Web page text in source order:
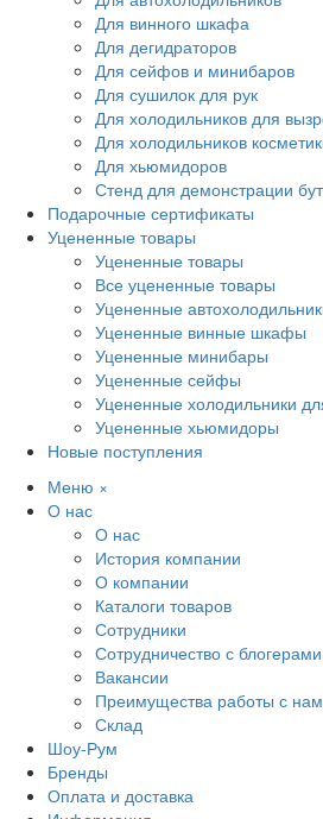
Для винного шкафа
Для дегидраторов
Для сейфов и минибаров
Для сушилок для рук
Для холодильников для
Для холодильников
Для хьюмидоров
Стенд для демонстрации
Подарочные сертификаты
Уцененные товары
Уцененные товары
Все уцененные товары
Уцененные
Уцененные винные шкафы
Уцененные минибары
Уцененные сейфы
Уцененные холодильники
Уцененные хьюмидоры
Новые поступления
Меню ×
О нас
О нас
История компании
О компании
Каталоги товаров
Сотрудники
Сотрудничество с блогерами
Вакансии
Преимущества работы с
Склад
Шоу-Рум
Бренды
Оплата и доставка